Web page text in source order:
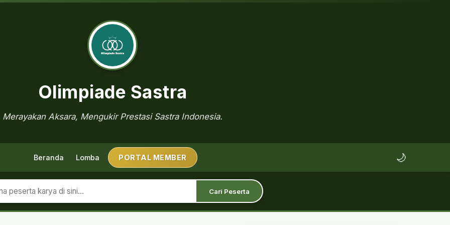
Olimpiade Sastra
Merayakan Aksara, Mengukir Prestasi Sastra Indonesia.
Beranda Lomba PORTAL MEMBER 🌙
Cari Peserta